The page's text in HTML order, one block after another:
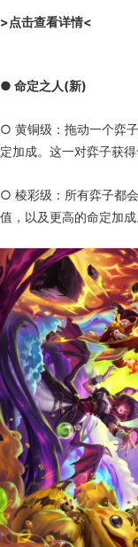
>点击查看详情<
● 命定之人(新)
○ 黄铜级：拖动一个弈
定加成。这一对弈子获
○ 棱彩级：所有弈子都
值，以及更高的命定加成